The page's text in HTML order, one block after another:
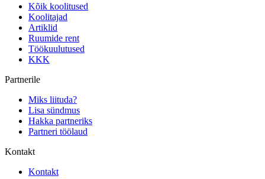
Kõik koolitused
Koolitajad
Artiklid
Ruumide rent
Töökuulutused
KKK
Partnerile
Miks liituda?
Lisa sündmus
Hakka partneriks
Partneri töölaud
Kontakt
Kontakt